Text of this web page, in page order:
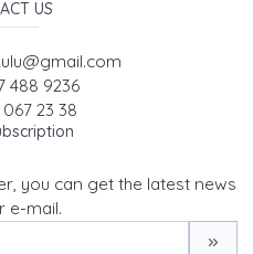
US
488 9236
23 38
you can get the latest news
e-mail.